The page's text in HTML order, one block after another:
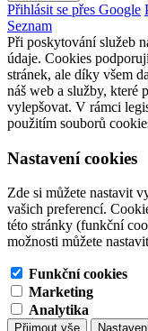
Přihlásit se přes Google
Seznam
Při poskytování služeb
údaje. Cookies
stránek, ale díky všem
náš web a služby, které
vylepšovat. V rámci
použitím souborů
Nastavení cookies
Zde si můžete nastavit
vašich preferencí.
této stránky (funkční
možnosti můžete
Funkční cookies
Marketing
Analytika
Přijmout vše